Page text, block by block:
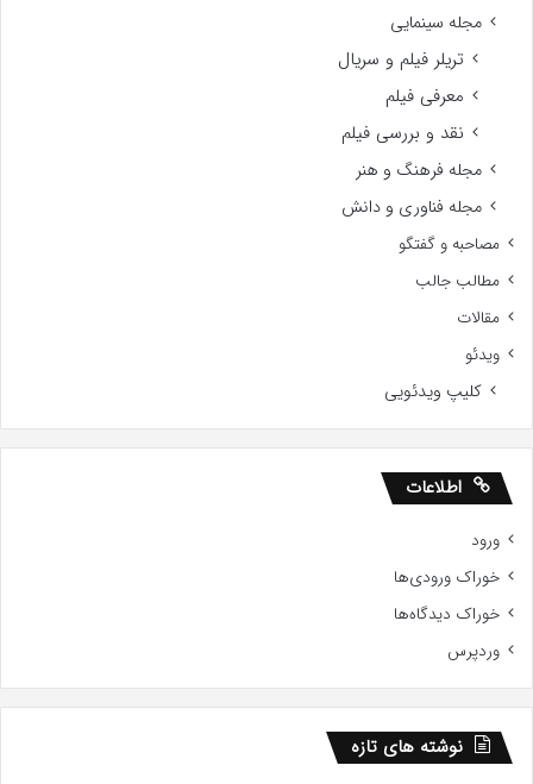
مجله سینمایی
تریلر فیلم و سریال
معرفی فیلم
نقد و بررسی فیلم
مجله فرهنگ و هنر
مجله فناوری و دانش
مصاحبه و گفتگو
مطالب جالب
مقالات
ویدئو
کلیپ ویدئویی
اطلاعات
ورود
خوراک ورودی‌ها
خوراک دیدگاه‌ها
وردپرس
نوشته های تازه